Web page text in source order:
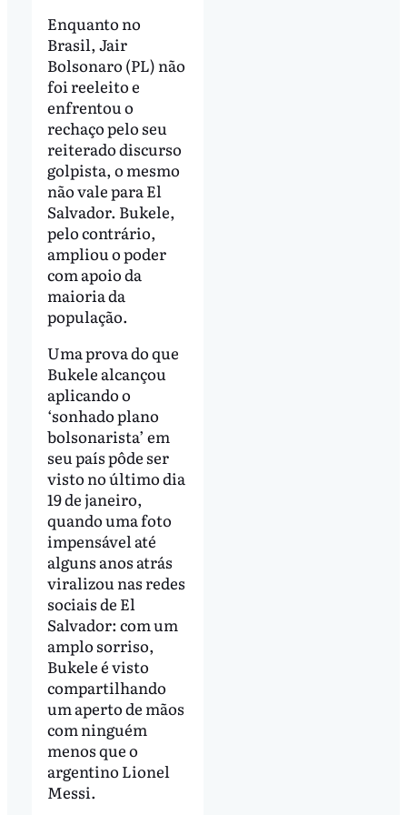
Enquanto no
Brasil, Jair
Bolsonaro (PL) não
foi reeleito e
enfrentou o
rechaço pelo seu
reiterado discurso
golpista, o mesmo
não vale para El
Salvador. Bukele,
pelo contrário,
ampliou o poder
com apoio da
maioria da
população.
Uma prova do que
Bukele alcançou
aplicando o
‘sonhado plano
bolsonarista’ em
seu país pôde ser
visto no último dia
19 de janeiro,
quando uma foto
impensável até
alguns anos atrás
viralizou nas redes
sociais de El
Salvador: com um
amplo sorriso,
Bukele é visto
compartilhando
um aperto de mãos
com ninguém
menos que o
argentino Lionel
Messi.